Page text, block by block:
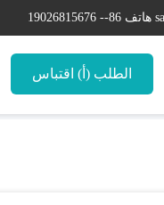
هاتف 86-- 19026815676
الطلب (أ) اقتباس